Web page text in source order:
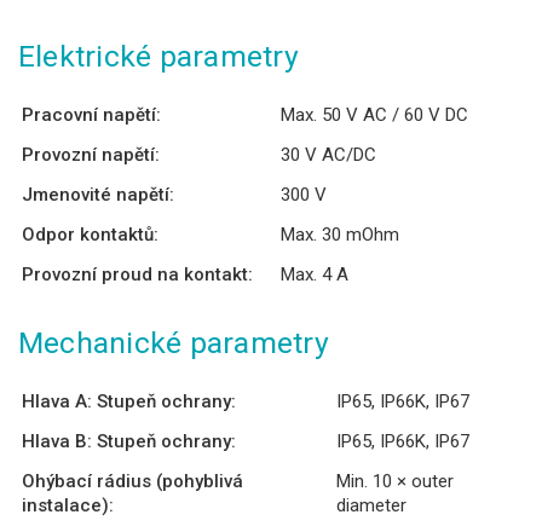
Elektrické parametry
Pracovní napětí:
Max. 50 V AC / 60 V DC
Provozní napětí:
30 V AC/DC
Jmenovité napětí:
300 V
Odpor kontaktů:
Max. 30 mOhm
Provozní proud na kontakt:
Max. 4 A
Mechanické parametry
Hlava A: Stupeň ochrany:
IP65, IP66K, IP67
Hlava B: Stupeň ochrany:
IP65, IP66K, IP67
Ohýbací rádius (pohyblivá
instalace):
Min. 10 × outer
diameter